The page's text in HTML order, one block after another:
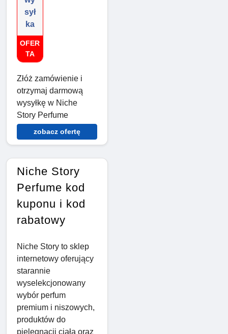
sył
ka
OFER
TA
Złóż zamówienie i
otrzymaj darmową
wysyłkę w Niche
Story Perfume
zobacz ofertę
Niche Story
Perfume kod
kuponu i kod
rabatowy
Niche Story to sklep
internetowy oferujący
starannie
wyselekcjonowany
wybór perfum
premium i niszowych,
produktów do
pielęgnacji ciała oraz